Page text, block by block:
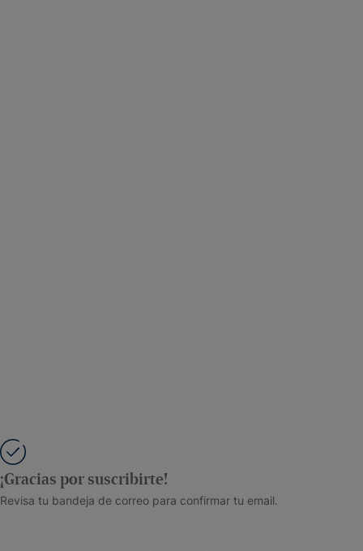
¡Gracias por suscribirte!
Revisa tu bandeja de correo para confirmar tu email.